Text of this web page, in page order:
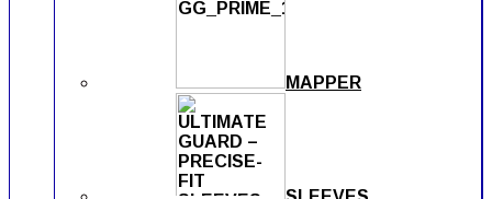
MAPPER